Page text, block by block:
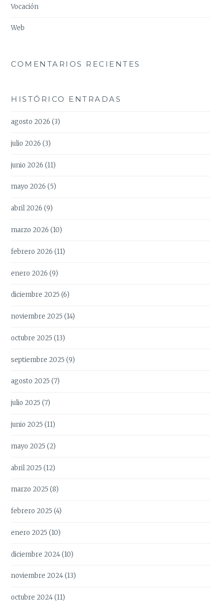
Vocación
Web
COMENTARIOS RECIENTES
HISTÓRICO ENTRADAS
agosto 2026 (3)
julio 2026 (3)
junio 2026 (11)
mayo 2026 (5)
abril 2026 (9)
marzo 2026 (10)
febrero 2026 (11)
enero 2026 (9)
diciembre 2025 (6)
noviembre 2025 (14)
octubre 2025 (13)
septiembre 2025 (9)
agosto 2025 (7)
julio 2025 (7)
junio 2025 (11)
mayo 2025 (2)
abril 2025 (12)
marzo 2025 (8)
febrero 2025 (4)
enero 2025 (10)
diciembre 2024(10)
noviembre 2024(13)
octubre 2024(11)